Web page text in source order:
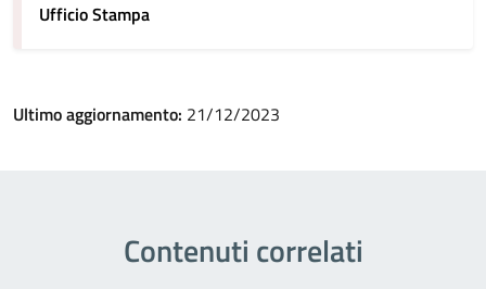
Ufficio Stampa
Ultimo aggiornamento: 21/12/2023
Contenuti correlati